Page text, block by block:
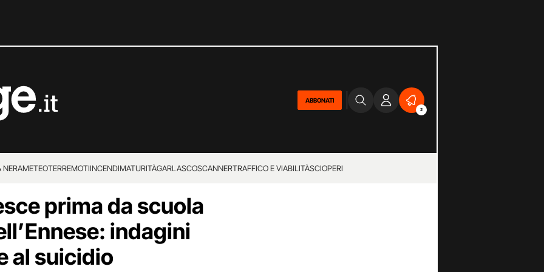
ABBONATI
2
NERAMETEOTERREMOTIINCENDIMATURITÀGARLASCOSCANNERTRAFFICO E VIABILITÀSCIOPERI
prima da scuola
indagini
al suicidio